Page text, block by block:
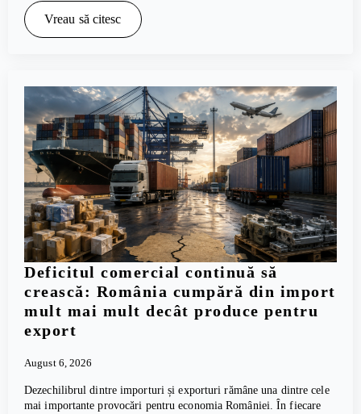
Vreau să citesc
Deficitul comercial continuă să
crească: România cumpără din import
mult mai mult decât produce pentru
export
August 6, 2026
Dezechilibrul dintre importuri și exporturi rămâne una dintre cele
mai importante provocări pentru economia României. În fiecare